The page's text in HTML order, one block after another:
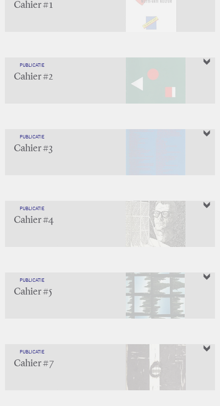
Cahier #1
PUBLICATIE
Cahier #2
PUBLICATIE
Cahier #3
PUBLICATIE
Cahier #4
PUBLICATIE
Cahier #5
PUBLICATIE
Cahier #7